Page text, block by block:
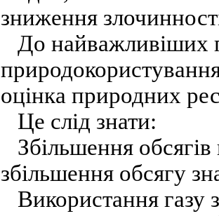
зниження
До найважливіших
оцінка природних
Це слід знати:
Збільшення
збільшення обсягу
Використання газу